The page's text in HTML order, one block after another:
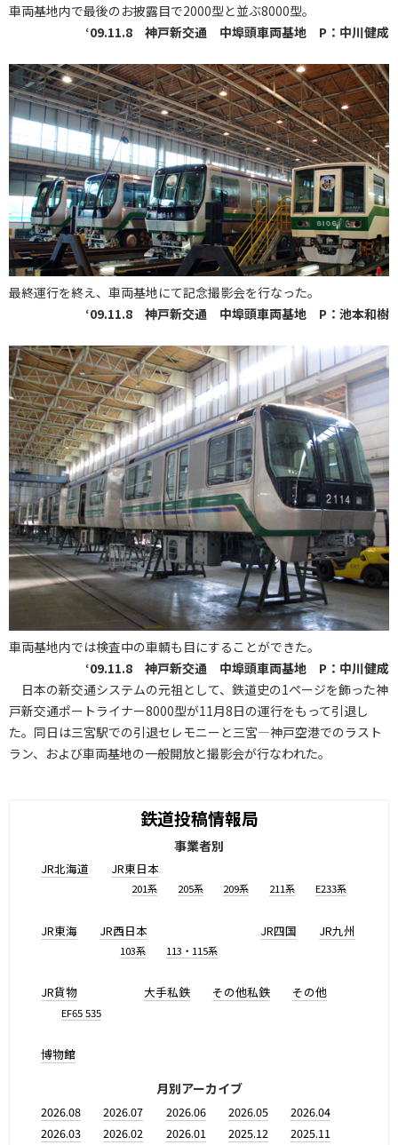
車両基地内で最後のお披露目で2000型と並ぶ8000型。
‘09.11.8 神戸新交通 中埠頭車両基地 P：中川健成
最終運行を終え、車両基地にて記念撮影会を行なった。
‘09.11.8 神戸新交通 中埠頭車両基地 P：池本和樹
車両基地内では検査中の車輌も目にすることができた。
‘09.11.8 神戸新交通 中埠頭車両基地 P：中川健成
日本の新交通システムの元祖として、鉄道史の1ページを飾った神
戸新交通ポートライナー8000型が11月8日の運行をもって引退し
た。同日は三宮駅での引退セレモニーと三宮―神戸空港でのラスト
ラン、および車両基地の一般開放と撮影会が行なわれた。
鉄道投稿情報局
事業者別
JR北海道 JR東日本
201系 205系 209系 211系 E233系
JR東海 JR西日本
103系 113・115系
JR四国 JR九州
JR貨物
EF65 535
大手私鉄 その他私鉄 その他
博物館
月別アーカイブ
2026.08 2026.07 2026.06 2026.05
2026.04
2026.03
2026.02 2026.01 2025.12
2025.11